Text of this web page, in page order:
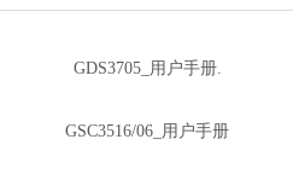
GDS3705_用户手册.
GSC3516/06_用户手册